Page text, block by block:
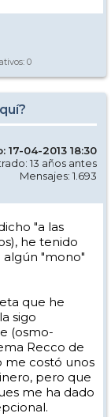
0
17-04-2013 18:30
13 años antes
Mensajes: 1.693
"a las
he tenido
algún "mono"
que he
sigo
(osmo-
Recco de
me costó unos
pero que
me ha dado